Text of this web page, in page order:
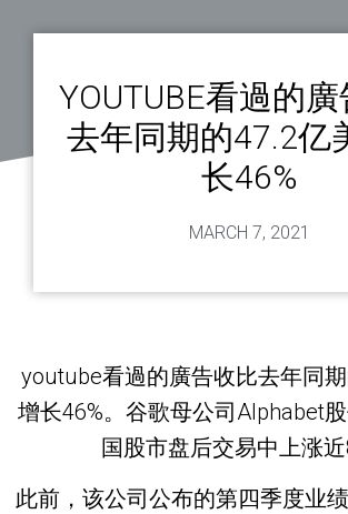
YOUTUBE看過的
去年同期的47.2亿
长46%
MARCH 7, 2021
youtube看過的廣告收比去年同
增长46%。谷歌母公司Alphabet
国股市盘后交易中上涨近
此前，该公司公布的第四季度业